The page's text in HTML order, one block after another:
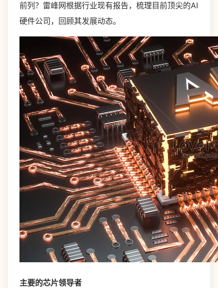
前列？雷峰网根据行业现有报告，梳理目前顶尖的AI
硬件公司，回顾其发展动态。
主要的芯片领导者